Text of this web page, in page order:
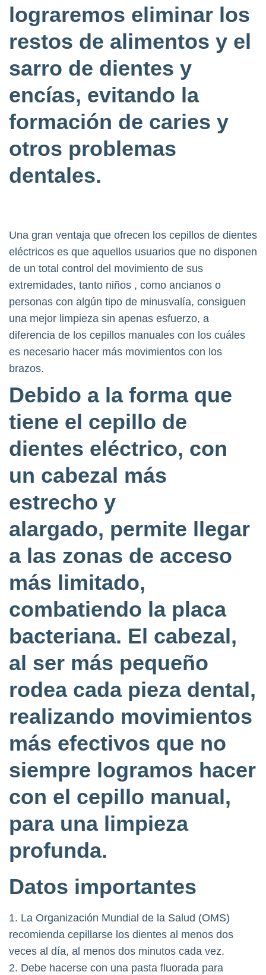
lograremos eliminar los
restos de alimentos y el
sarro de dientes y
encías, evitando la
formación de caries y
otros problemas
dentales.
Una gran ventaja que ofrecen los cepillos de dientes
eléctricos es que aquellos usuarios que no disponen
de un total control del movimiento de sus
extremidades, tanto niños , como ancianos o
personas con algún tipo de minusvalía, consiguen
una mejor limpieza sin apenas esfuerzo, a
diferencia de los cepillos manuales con los cuáles
es necesario hacer más movimientos con los
brazos.
Debido a la forma que
tiene el cepillo de
dientes eléctrico, con
un cabezal más
estrecho y
alargado, permite llegar
a las zonas de acceso
más limitado,
combatiendo la placa
bacteriana. El cabezal,
al ser más pequeño
rodea cada pieza dental,
realizando movimientos
más efectivos que no
siempre logramos hacer
con el cepillo manual,
para una limpieza
profunda.
Datos importantes
1. La Organización Mundial de la Salud (OMS)
recomienda cepillarse los dientes al menos dos
veces al día, al menos dos minutos cada vez.
2. Debe hacerse con una pasta fluorada para